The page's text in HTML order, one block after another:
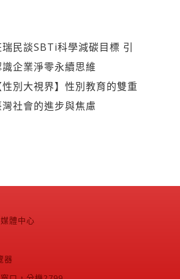
民談SBTi科學減碳目標 引
企業淨零永續思維
別大視界】性別教育的雙重
社會的進步與焦慮
體中心
器